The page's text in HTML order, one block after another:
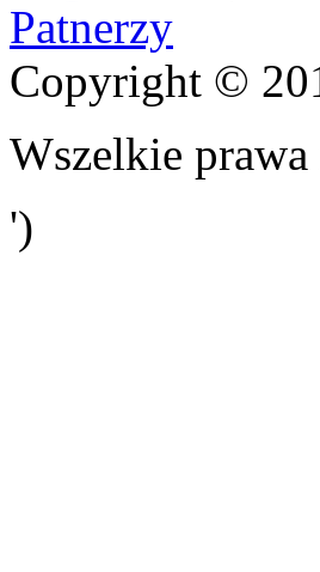
Patnerzy
Copyright ©
Wszelkie prawa
')